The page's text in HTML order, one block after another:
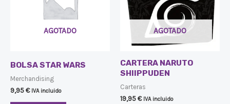
AGOTADO
BOLSA STAR WARS
Merchandising
9,95€ IVA incluido
AGOTADO
CARTERA NARUTO
SHIIPPUDEN
Carteras
19,95€ IVA incluido